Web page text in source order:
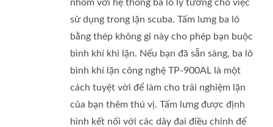
nhôm với hệ thống ba lô lý tưởng cho việc
sử dụng trong lặn scuba. Tấm lưng ba lô
bằng thép không gỉ này cho phép bạn buộc
bình khí khi lặn. Nếu bạn đã sẵn sàng, ba lô
bình khí lặn công nghệ TP-900AL là một
cách tuyệt vời để làm cho trải nghiệm lặn
của bạn thêm thú vị. Tấm lưng được định
hình kết nối với các dây đai điều chỉnh để